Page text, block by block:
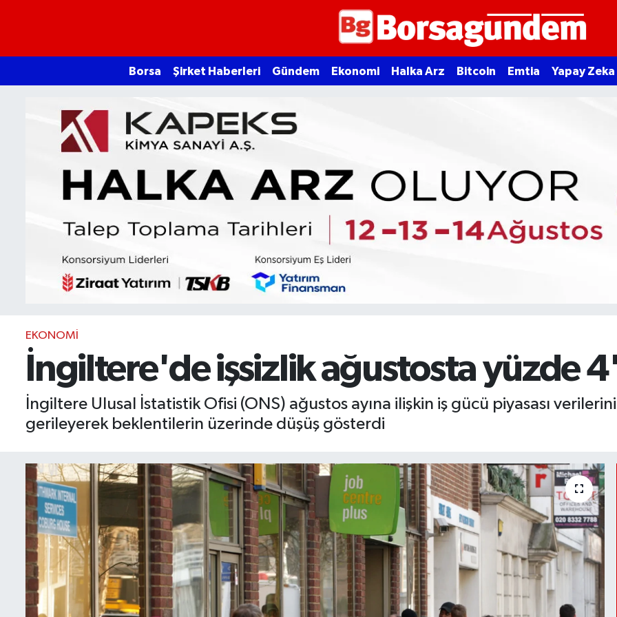
Borsa Şirket Haberleri Gündem Ekonomi Halka Arz Bitcoin Emtia Yapay Zeka
EKONOMI
İngiltere'de işsizlik ağustosta yüzde
İngiltere Ulusal İstatistik Ofisi (ONS) ağustos ayına ilişkin iş gücü piyasası
gerileyerek beklentilerin üzerinde düşüş gösterdi
Ekonomi
Emtia
Şirket Haberleri
BIST 100 Isı Haritası
Coin Isı Haritası
Ekonomik Takvim
Gizlilik Sözleşmesi
Hakkımızda
İletişim